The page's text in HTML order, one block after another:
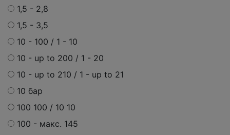
1,5 - 2,8
1,5 - 3,5
10 - 100 / 1 - 10
10 - up to 200 / 1 - 20
10 - up to 210 / 1 - up to 21
10 бар
100 100 / 10 10
100 - макс. 145